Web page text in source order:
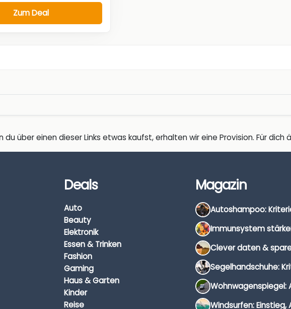
Zum Deal
über einen dieser Links etwas kaufst, erhalten wir eine Provision. Für dich
Deals
Auto
Beauty
Elektronik
Essen & Trinken
Fashion
Gaming
Haus & Garten
Kinder
Reise
Magazin